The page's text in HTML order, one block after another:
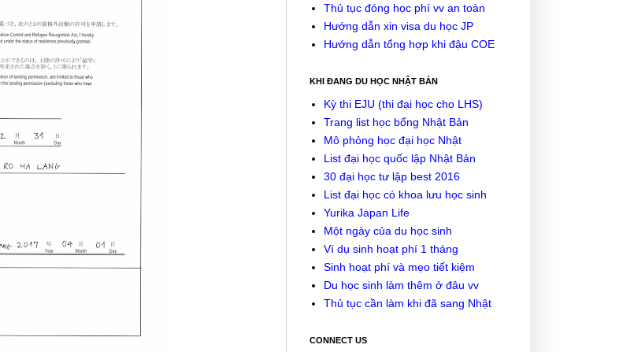
Thủ tục đóng học phí vv an toàn
Hướng dẫn xin visa du học JP
Hướng dẫn tổng hợp khi đậu COE
KHI ĐANG DU HỌC NHẬT BẢN
Kỳ thi EJU (thi đại học cho LHS)
Trang list học bổng Nhật Bản
Mô phỏng học đại học Nhật
List đại học quốc lập Nhật Bản
30 đại học tư lập best 2016
List đại học có khoa lưu học sinh
Yurika Japan Life
Một ngày của du học sinh
Ví dụ sinh hoạt phí 1 tháng
Sinh hoạt phí và mẹo tiết kiệm
Du học sinh làm thêm ở đâu vv
Thủ tục cần làm khi đã sang Nhật
CONNECT US